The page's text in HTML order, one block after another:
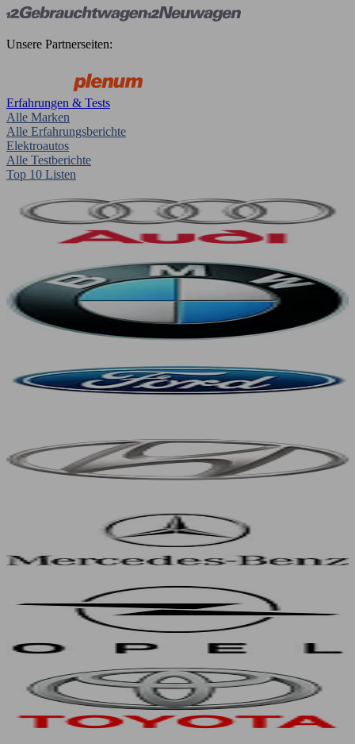
Unsere Partnerseiten:
Erfahrungen & Tests
Alle Marken
Alle Erfahrungsberichte
Elektroautos
Alle Testberichte
Top 10 Listen